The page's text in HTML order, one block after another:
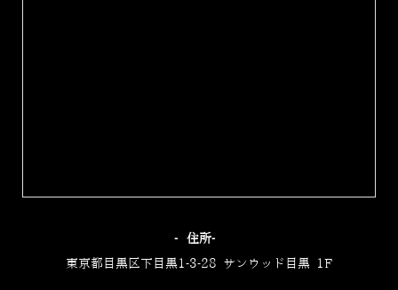
‐住所‐
東京都目黒区下目黒1-3-28 サンウッド目黒 1F